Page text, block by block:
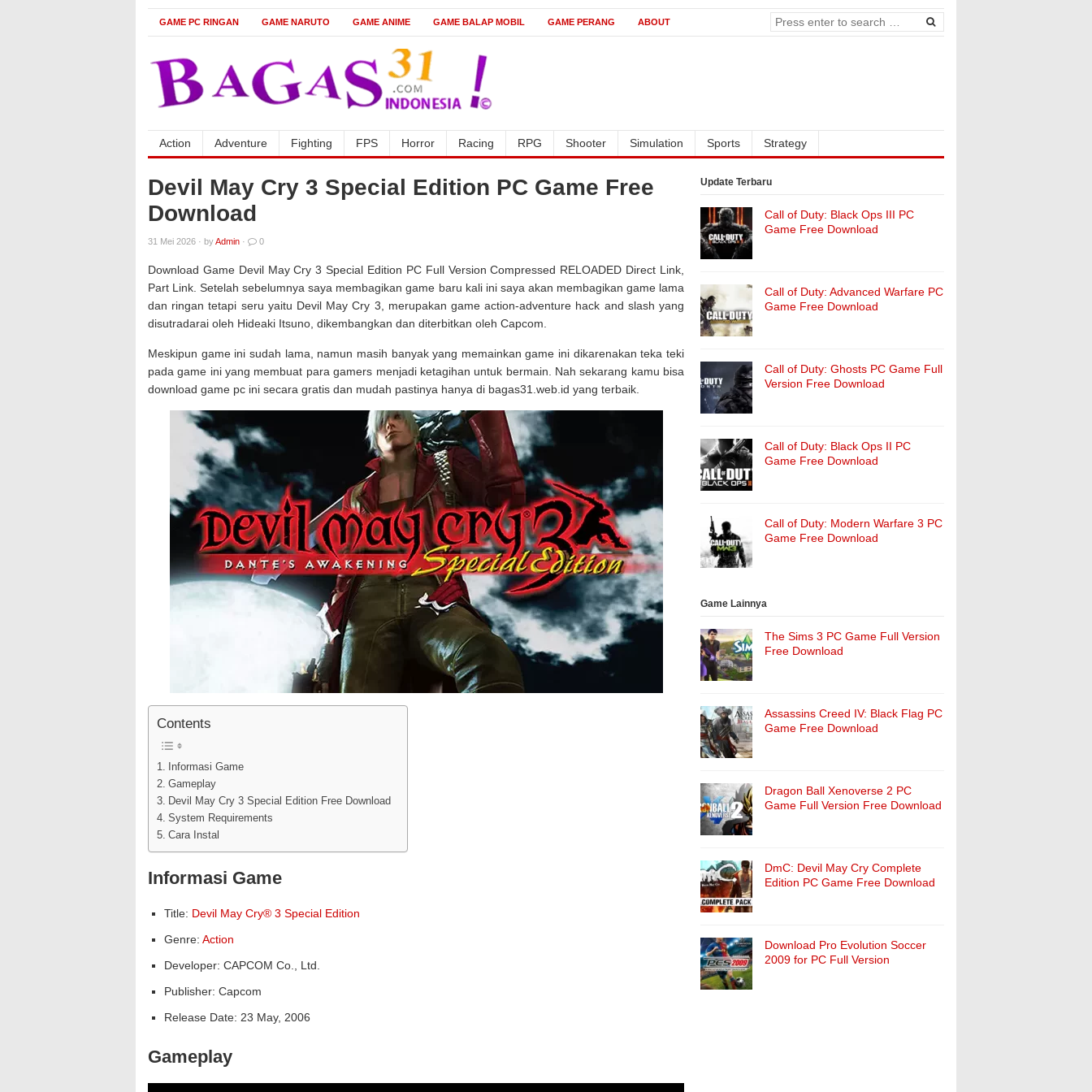
GAME PC RINGAN GAME NARUTO GAME ANIME GAME BALAP MOBIL GAME PERANG ABOUT
Action Adventure Fighting FPS Horror Racing RPG Shooter Simulation Sports Strategy
Devil May Cry 3 Special Edition PC Game Free
Download
31 Mei 2026 · byAdmin · 0
Download Game Devil May Cry 3 Special Edition PC Full Version Compressed RELOADED Direct Link,
Part Link. Setelah sebelumnya saya membagikan game baru kali ini saya akan membagikan game lama
dan ringan tetapi seru yaitu Devil May Cry 3, merupakan game action-adventure hack and slash yang
disutradarai oleh Hideaki Itsuno, dikembangkan dan diterbitkan oleh Capcom.
Meskipun game ini sudah lama, namun masih banyak yang memainkan game ini dikarenakan teka teki
pada game ini yang membuat para gamers menjadi ketagihan untuk bermain. Nah sekarang kamu bisa
download game pc ini secara gratis dan mudah pastinya hanya di bagas31.web.id yang terbaik.
Contents
Informasi Game
Gameplay
Devil May Cry 3 Special Edition Free Download
System Requirements
Cara Instal
Informasi Game
Title: Devil May Cry® 3 Special Edition
Genre: Action
Developer: CAPCOM Co., Ltd.
Publisher: Capcom
Release Date: 23 May, 2006
Gameplay
Update Terbaru
Call of Duty: Black Ops III PC
Game Free Download
Call of Duty: Advanced Warfare PC
Game Free Download
Call of Duty: Ghosts PC Game Full
Version Free Download
Call of Duty: Black Ops II PC
Game Free Download
Call of Duty: Modern Warfare 3 PC
Game Free Download
Game Lainnya
The Sims 3 PC Game Full Version
Free Download
Assassins Creed IV: Black Flag PC
Game Free Download
Dragon Ball Xenoverse 2 PC
Game Full Version Free Download
DmC: Devil May Cry Complete
Edition PC Game Free Download
Download Pro Evolution Soccer
2009 for PC Full Version